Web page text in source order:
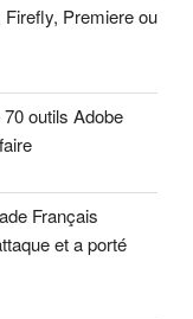
Premiere ou
outils Adobe
Français
et a porté